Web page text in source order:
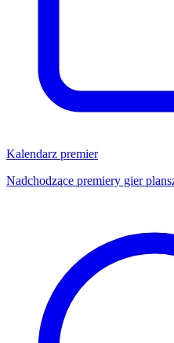
Kalendarz premier
Nadchodzące premiery gier